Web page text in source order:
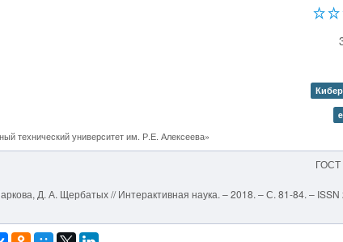
технический университет им. Р.Е. Алексеева»
ГОСТ
Д. А. Щербатых // Интерактивная наука. – 2018. – С. 81-84. – ISSN